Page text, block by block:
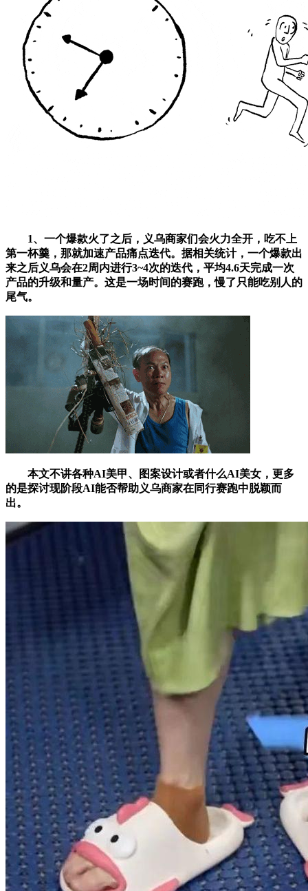
1、一个爆款火了之后，义乌商家们会火力全开，吃不上
第一杯羹，那就加速产品痛点迭代。据相关统计，一个爆款出
来之后义乌会在2周内进行3~4次的迭代，平均4.6天完成一次
产品的升级和量产。这是一场时间的赛跑，慢了只能吃别人的
尾气。
本文不讲各种AI美甲、图案设计或者什么AI美女，更多
的是探讨现阶段AI能否帮助义乌商家在同行赛跑中脱颖而
出。